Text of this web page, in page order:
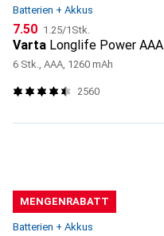
Batterien + Akkus
CHF
7.50 CHF
1.25/1Stk.
Varta Longlife Power AAA
6 Stk., AAA, 1260 mAh
2560
MENGENRABATT
Batterien + Akkus